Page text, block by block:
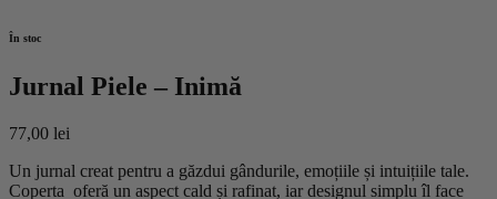
În stoc
Jurnal Piele – Inimă
77,00 lei
Un jurnal creat pentru a găzdui gândurile, emoțiile și intuițiile tale.
Coperta oferă un aspect cald și rafinat, iar designul simplu îl face